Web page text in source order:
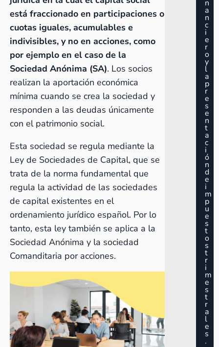
está fraccionado en participaciones o
cuotas iguales, acumulables e
indivisibles, y no en acciones, como
por ejemplo en el caso de la
Sociedad Anónima (SA). Los socios
realizan la aportación económica
mínima cuando se crea la sociedad y
responden a las deudas únicamente
con el patrimonio social.
Esta sociedad se regula mediante la
Ley de Sociedades de Capital, que se
trata de la norma fundamental que
regula la actividad de las sociedades
de capital existentes en el
ordenamiento jurídico español. Por lo
tanto, esta ley también se aplica a la
Sociedad Anónima y la sociedad
Comanditaria por acciones.
n
a
n
c
i
e
r
o
y
l
a
p
r
e
s
e
n
t
a
c
i
ó
n
d
e
i
m
p
u
e
s
t
o
s
t
r
i
m
e
s
t
r
a
l
e
s
.